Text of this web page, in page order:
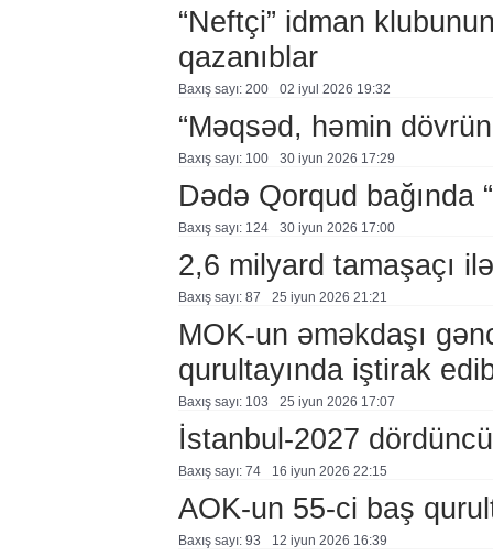
“Neftçi” idman
qazanıblar
Baxış sayı: 200 02 i̇yul 2026 19:32
“Məqsəd, həmin
Baxış sayı: 100 30 i̇yun 2026 17:29
Dədə Qorqud bağında
Baxış sayı: 124 30 i̇yun 2026 17:00
2,6 milyard tamaşaçı
Baxış sayı: 87 25 i̇yun 2026 21:21
MOK-un əməkdaşı
qurultayında iştirak
Baxış sayı: 103 25 i̇yun 2026 17:07
İstanbul-2027
Baxış sayı: 74 16 i̇yun 2026 22:15
AOK-un 55-ci baş
Baxış sayı: 93 12 i̇yun 2026 16:39